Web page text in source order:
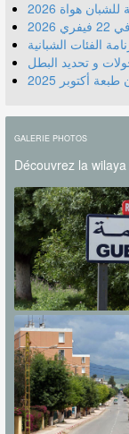
الفئات الشبانية
و تحديد البطل
أكتوبر 2025
GALERIE PHOTOS
Découvrez la